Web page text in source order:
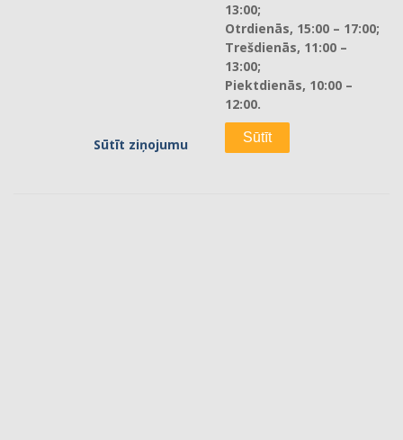
13:00;
Otrdienās, 15:00 – 17:00;
Trešdienās, 11:00 –
13:00;
Piektdienās, 10:00 –
12:00.
Sūtīt ziņojumu